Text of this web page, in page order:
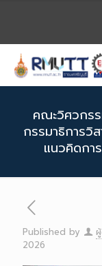
คณะวิศวกร
กรรมาธิการวิ
แนวคิดกา
Published by
2026